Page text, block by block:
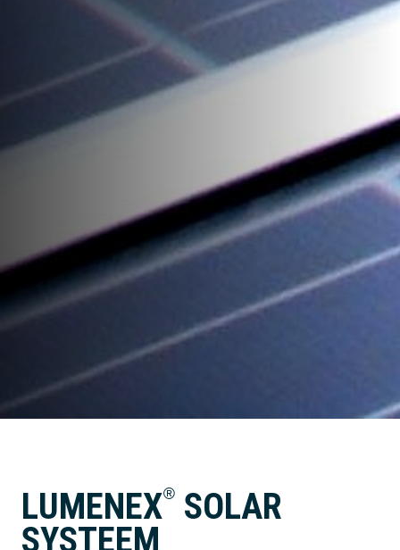
LUMENEX® SOLAR
SYSTEEM